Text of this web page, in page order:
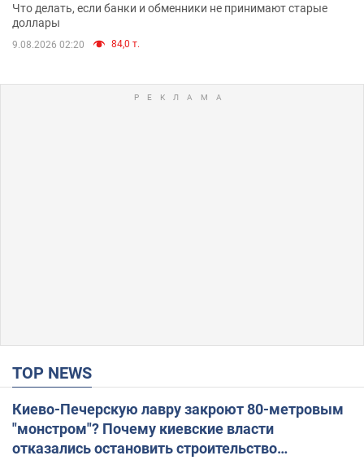
Что делать, если банки и обменники не принимают старые
доллары
9.08.2026 02:20 84,0 т.
TOP NEWS
Киево-Печерскую лавру закроют 80-метровым
"монстром"? Почему киевские власти
отказались остановить строительство